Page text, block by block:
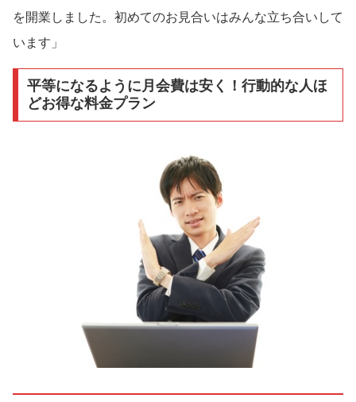
を開業しました。初めてのお見合いはみんな立ち合いして
います」
平等になるように月会費は安く！行動的な人ほ
どお得な料金プラン